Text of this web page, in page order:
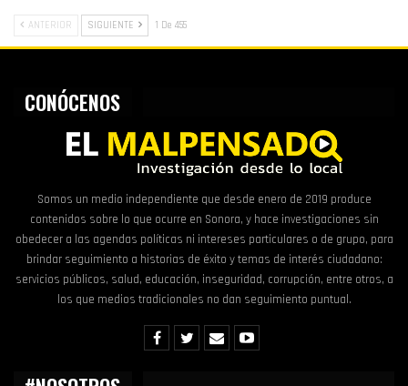
ANTERIOR SIGUIENTE 1 De 455
CONÓCENOS
Somos un medio independiente que desde enero de 2019 produce
contenidos sobre lo que ocurre en Sonora, y hace investigaciones sin
obedecer a las agendas políticas ni intereses particulares o de grupo, para
brindar seguimiento a historias de éxito y temas de interés ciudadano:
servicios públicos, salud, educación, inseguridad, corrupción, entre otros, a
los que medios tradicionales no dan seguimiento puntual.